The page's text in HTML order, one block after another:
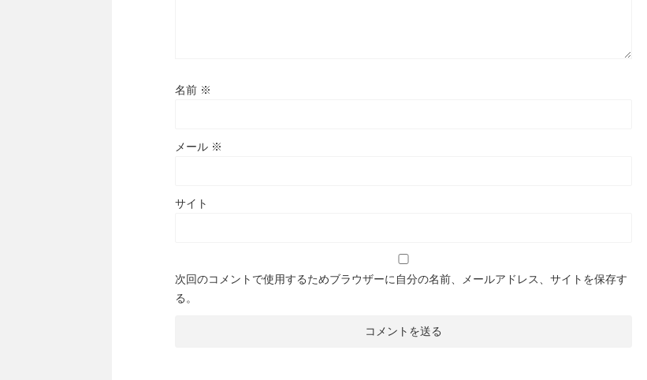
名前 ※
メール ※
サイト
次回のコメントで使用するためブラウザーに自分の名前、メールアドレス、サイトを保存す
る。